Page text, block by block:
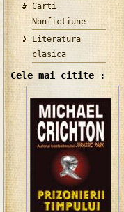
Carti
Nonfictiune
Literatura
clasica
Cele mai citite :